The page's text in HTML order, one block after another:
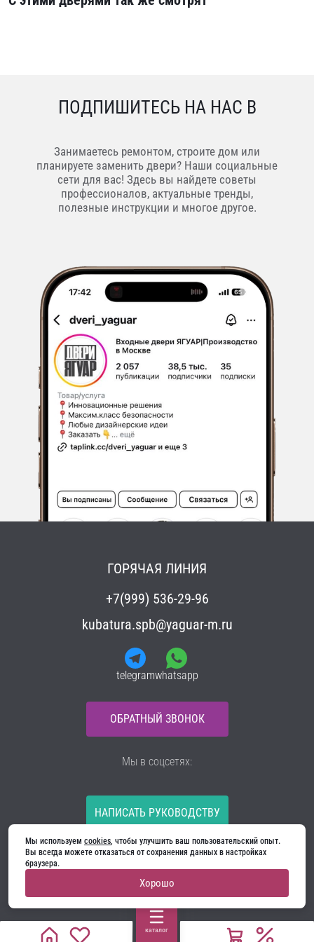
каталог
ПОДПИШИТЕСЬ НА НАС В
Занимаетесь ремонтом, строите дом или
планируете заменить двери? Наши социальные
сети для вас! Здесь вы найдете советы
профессионалов, актуальные тренды,
полезные инструкции и многое другое.
ГОРЯЧАЯ ЛИНИЯ
+7(999) 536-29-96
kubatura.spb@yaguar-m.ru
telegramwhatsapp
ОБРАТНЫЙ ЗВОНОК
НАПИСАТЬ РУКОВОДСТВУ
Все материалы на сайте принадлежат компании
ООО «Ягуар-М» — входные и межкомнатные двери
Политика конфиденциальности
Договор оферты
Cookie
Мы в соцсетях:
Мы используем cookies, чтобы улучшить ваш пользовательский опыт.
Вы всегда можете отказаться от сохранения данных в настройках
браузера.
Хорошо